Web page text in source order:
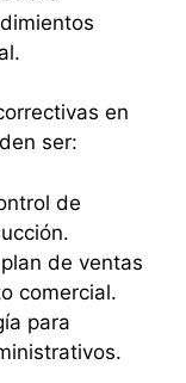
en
ser:
de
de ventas
comercial.
para